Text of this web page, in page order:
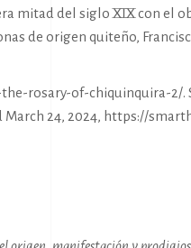
mitad del siglo XIX con el
de origen quiteño,
rosary-of-chiquinquira-2/.
24, 2024, https://